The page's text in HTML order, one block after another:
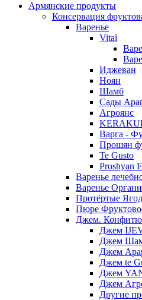
Армянские продукты
Консервация
Варенье
Vital
Иджеван
Ноян
Шамб
Сады
Агроянс
Варга -
Прошян
Te Gusto
Proshyan
Варенье
Варенье
Протёртые
Пюре
Джем.
Джем
Джем
Джем
Джем te
Джем
Джем
Другие